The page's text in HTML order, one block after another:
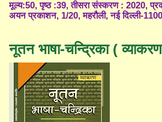
मूल्य:50, पृष्ठ :39, तीसरा संस्करण : 2020,
अयन प्रकाशन, 1/20, महरौली, नई दिल्ली-
नूतन भाषा-चन्द्रिका (